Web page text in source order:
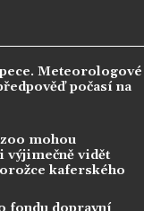
Meteorologové
počasí na
mohou
výjimečně vidět
kaferského